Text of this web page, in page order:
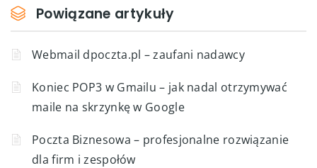
Powiązane artykuły
Webmail dpoczta.pl – zaufani nadawcy
Koniec POP3 w Gmailu – jak nadal otrzymywać
maile na skrzynkę w Google
Poczta Biznesowa – profesjonalne rozwiązanie
dla firm i zespołów